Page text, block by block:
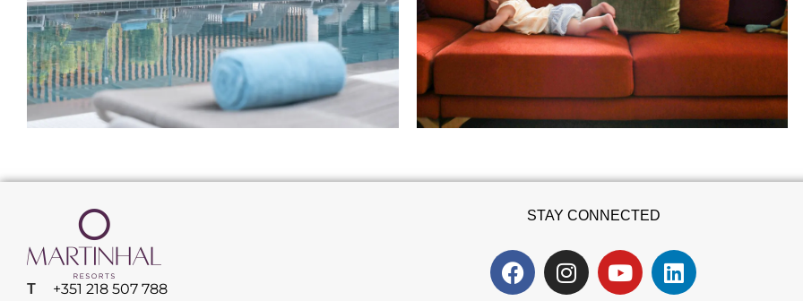
T
+351 218 507 788
STAY CONNECTED